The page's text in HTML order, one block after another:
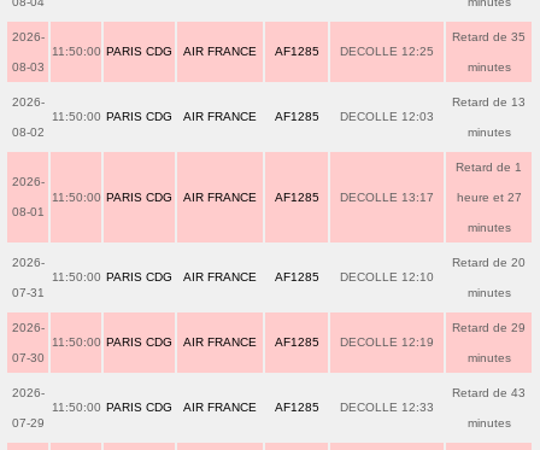
2026-
08-03
11:50:00 PARIS CDG AIR FRANCE AF1285 DECOLLE 12:25
Retard de 35
minutes
2026-
08-02
11:50:00 PARIS CDG AIR FRANCE AF1285 DECOLLE 12:03
Retard de 13
minutes
2026-
08-01
11:50:00 PARIS CDG AIR FRANCE AF1285 DECOLLE 13:17
Retard de 1
heure et 27
minutes
2026-
07-31
11:50:00 PARIS CDG AIR FRANCE AF1285 DECOLLE 12:10
Retard de 20
minutes
2026-
07-30
11:50:00 PARIS CDG AIR FRANCE AF1285 DECOLLE 12:19
Retard de 29
minutes
2026-
07-29
11:50:00 PARIS CDG AIR FRANCE AF1285 DECOLLE 12:33
Retard de 43
minutes